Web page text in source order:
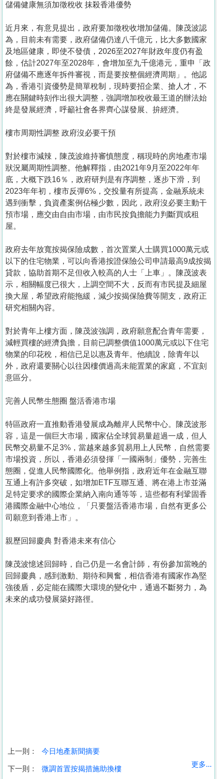
收
儲備健康無須加徵稅收 抹殺香港優勢
近月來，有意見提出，政府要加徵稅收增加儲備。陳茂波認
為，目前未有需要，政府儲備仍達八千億元，比大多數國家
及地區健康，即使不發債，2026至2027年財政年度仍有盈
餘，估計2027年至2028年，會增加至九千億港元，重申「政
府儲備不應逐年拆件審視，而是要按整個經濟周期」。他認
為，香港引資優勢是簡單稅制，現時要招企業、搶人才，不
應在關鍵時刻作出很大調整，強調增加稅收最王道的辦法始
終是發展經濟，呼籲社會各界齊心謀發展、拚經濟。
樓市周期性調整 政府沒必要干預
對於樓市減辣，陳茂波維持審慎態度，稱現時的房地產市場
狀況屬周期性調整。他解釋指，由2021年9月至2022年年
底，大概下跌16％，政府研判是有序調整，逐步下滑，到
2023年年初，樓市反彈6%，交投量有所提高，金融系統未
遇到衝擊，負資產案例佔極少數，因此，政府沒必要主動干
預市場，應交由自由市場，由市民按負擔能力判斷買或租
屋。
政府去年放寬按揭保險成數，首次置業人士購買1000萬元或
以下的住宅物業，可以向香港按證保險公司申請最高9成按揭
貸款，協助首期不足但收入較高的人士「上車」。陳茂波表
示，相關幅度已很大，上調空間不大，反而有市民提及細屋
換大屋，希望政府能拖緩，減少按揭保險費等開支，政府正
研究相關內容。
對於青年上樓方面，陳茂波強調，政府願意配合青年需要，
減輕買樓的經濟負擔，目前已調整價值1000萬元或以下住宅
物業的印花稅，相信已足以惠及青年。他續說，除青年以
外，政府還要關心以往因樓價過高未能置業的家庭，不宜刻
意區分。
完善人民幣生態圈 盤活香港市場
特區政府一直推動香港發展成為離岸人民幣中心。陳茂波形
容，這是一個巨大市場，國家佔全球貿易量超過一成，但人
民幣交易量不足3%，當越來越多貿易用上人民幣，自然需要
市場投資，所以，香港必須發揮「一國兩制」優勢，完善生
態圈，促進人民幣國際化。他舉例指，政府近年在金融互聯
互通上有許多突破，如增加ETF互聯互通、將在港上市並滿
足特定要求的國際企業納入南向通等等，這些都有利鞏固香
港國際金融中心地位，「只要盤活香港市場，自然有更多公
司願意到香港上市」。
親歷回歸慶典 對香港未來有信心
陳茂波憶述回歸時，自己仍是一名會計師，有份參加當晚的
回歸慶典，感到激動、期待和興奮，相信香港有國家作為堅
強後盾，必定能在國際大環境的變化中，通過不斷努力，為
未來的成功發展築好路徑。
上一則： 今日地產新聞摘要
下一則： 微調首置按揭措施助換樓
更多...